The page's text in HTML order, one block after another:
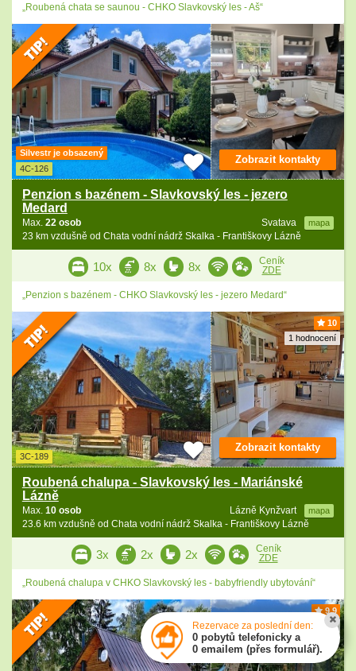
„Roubená chata se saunou - CHKO Slavkovský les - Aš“
Silvestr je obsazený
4C-126
Penzion s bazénem - Slavkovský les - jezero
Medard
Svatava mapa
Max. 22 osob
23 km vzdušně od Chata vodní nádrž Skalka - Františkovy Lázně
Zobrazit kontakty
10x 8x 8x
Ceník
ZDE
„Penzion s bazénem - CHKO Slavkovský les - jezero Medard“
10
1 hodnocení
3C-189
Roubená chalupa - Slavkovský les - Mariánské
Lázně
Lázně Kynžvart mapa
Max. 10 osob
23.6 km vzdušně od Chata vodní nádrž Skalka - Františkovy Lázně
Zobrazit kontakty
3x 2x 2x
Ceník
ZDE
„Roubená chalupa v CHKO Slavkovský les - babyfriendly ubytování“
9.9
5 hodnocení
Rezervace za poslední den:
0 pobytů telefonicky a
0 emailem (přes formulář).